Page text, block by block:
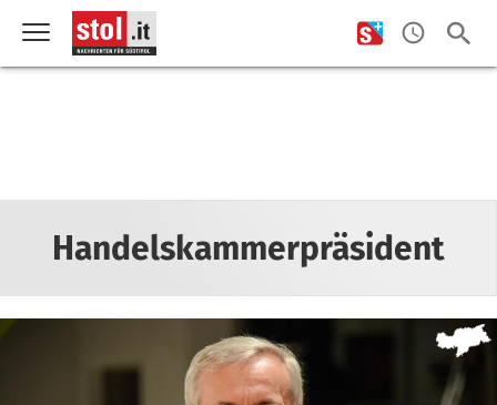
Handelskammerpräsident